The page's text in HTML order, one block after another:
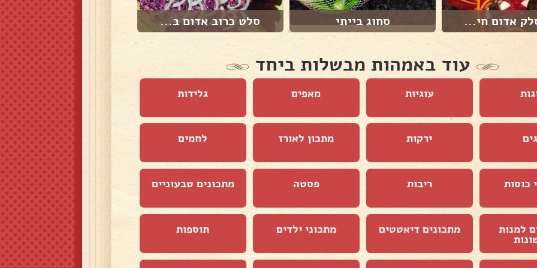
אדום חי... סחוג בייתי סלט כרוב אדום ב...
עוד באמהות מבשלות ביחד
עוגיות מאפים גלידות
ירקות מתכון לאורז לחמים
כוסות ריבות פסטה מתכונים טבעוניים
למנות מתכונים דיאטטים מתכוני ילדים תוספות